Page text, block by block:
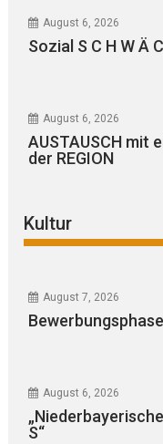
August 6, 2026
Sozial S C H W Ä
August 6, 2026
AUSTAUSCH mit
der REGION
Kultur
August 7, 2026
August 6, 2026
S“